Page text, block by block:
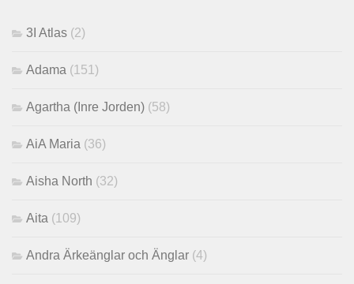
3I Atlas (2)
Adama (151)
Agartha (Inre Jorden) (58)
AiA Maria (36)
Aisha North (32)
Aita (109)
Andra Ärkeänglar och Änglar (4)